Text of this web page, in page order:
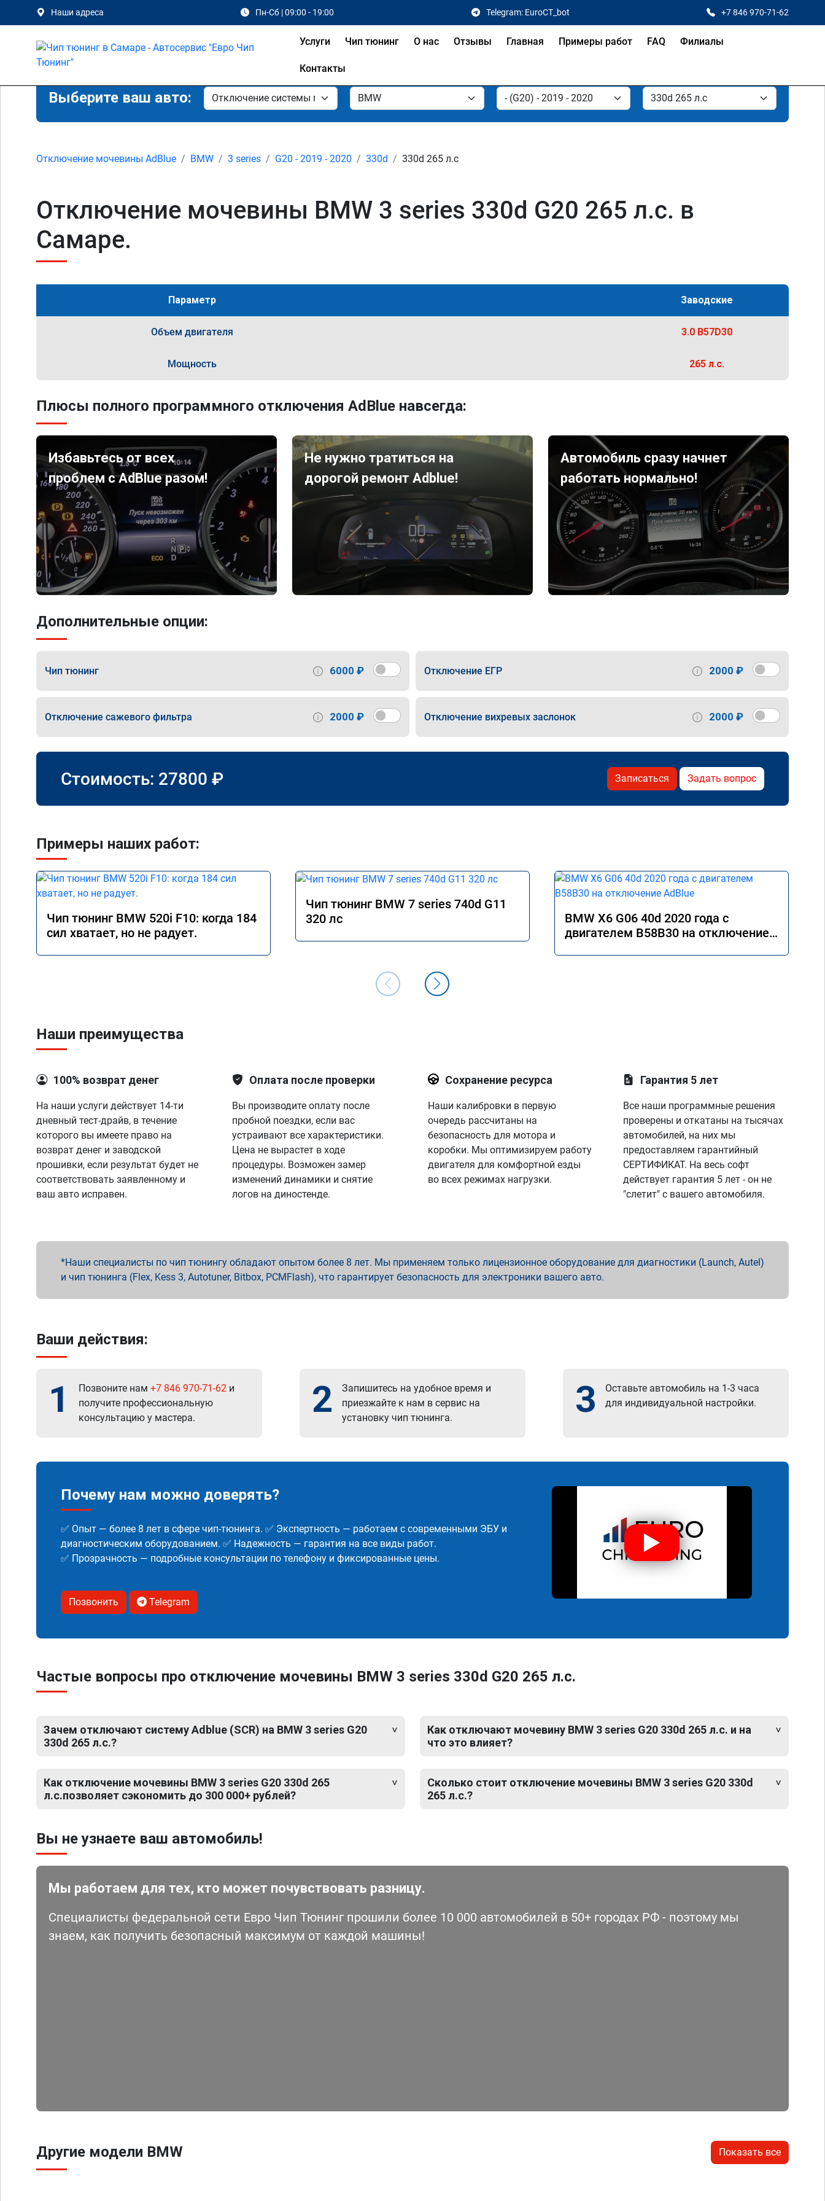
Наши адреса Пн-Сб | 09:00 - 19:00 Telegram: EuroCT_bot +7 846 970-71-62
Услуги Чип тюнинг О нас Отзывы Главная Примеры работ FAQ Филиалы
Контакты
Выберите ваш авто:
Отключение мочевины AdBlue BMW 3 series G20 - 2019 - 2020 330d 330d 265 л.с
Отключение мочевины BMW 3 series 330d G20 265 л.с. в
Самаре.
Параметр Заводские
Объем двигателя 3.0 B57D30
Мощность 265 л.с.
Плюсы полного программного отключения AdBlue навсегда:
Избавьтесь от всех
проблем с AdBlue разом!
Не нужно тратиться на
дорогой ремонт Adblue!
Автомобиль сразу начнет
работать нормально!
Дополнительные опции:
Чип тюнинг 6000 ₽ Отключение ЕГР 2000 ₽
Отключение сажевого фильтра 2000 ₽ Отключение вихревых заслонок 2000 ₽
Стоимость: 27800 ₽ Записаться Задать вопрос
Примеры наших работ:
Чип тюнинг BMW 520i F10: когда 184
сил хватает, но не радует.
Чип тюнинг BMW 7 series 740d G11
320 лс
BMW X6 G06 40d 2020 года с
двигателем B58B30 на отключение
Наши преимущества
100% возврат денег
На наши услуги действует 14-ти
дневный тест-драйв, в течение
которого вы имеете право на
возврат денег и заводской
прошивки, если результат будет не
соответствовать заявленному и
ваш авто исправен.
Оплата после проверки
Вы производите оплату после
пробной поездки, если вас
устраивают все характеристики.
Цена не вырастет в ходе
процедуры. Возможен замер
изменений динамики и снятие
логов на диностенде.
Сохранение ресурса
Наши калибровки в первую
очередь рассчитаны на
безопасность для мотора и
коробки. Мы оптимизируем работу
двигателя для комфортной езды
во всех режимах нагрузки.
Гарантия 5 лет
Все наши программные решения
проверены и откатаны на тысячах
автомобилей, на них мы
предоставляем гарантийный
СЕРТИФИКАТ. На весь софт
действует гарантия 5 лет - он не
"слетит" с вашего автомобиля.
Наши специалисты по чип тюнингу обладают опытом более 8 лет. Мы применяем только лицензионное оборудование для диагностики (Launch, Autel)
и чип тюнинга (Flex, Kess 3, Autotuner, Bitbox, PCMFlash), что гарантирует безопасность для электроники вашего авто.
Ваши действия:
1 Позвоните нам +7 846 970-71-62 и
получите профессиональную
консультацию у мастера.
2
Запишитесь на удобное время и
приезжайте к нам в сервис на
установку чип тюнинга.
3
Оставьте автомобиль на 1-3 часа
для индивидуальной настройки.
Почему нам можно доверять?
✅ Опыт — более 8 лет в сфере чип-тюнинга. ✅ Экспертность — работаем с современными ЭБУ и
диагностическим оборудованием. ✅ Надежность — гарантия на все виды работ.
✅ Прозрачность — подробные консультации по телефону и фиксированные цены.
Позвонить Telegram
Частые вопросы про отключение мочевины BMW 3 series 330d G20 265 л.с.
Зачем отключают систему Adblue (SCR) на BMW 3 series G20
330d 265 л.с.?
Как отключение мочевины BMW 3 series G20 330d 265
л.с.позволяет сэкономить до 300 000+ рублей?
Как отключают мочевину BMW 3 series G20 330d 265 л.с. и на
что это влияет?
Сколько стоит отключение мочевины BMW 3 series G20 330d
265 л.с.?
Вы не узнаете ваш автомобиль!
Мы работаем для тех, кто может почувствовать разницу.
Специалисты федеральной сети Евро Чип Тюнинг прошили более 10 000 автомобилей в 50+ городах РФ - поэтому мы
знаем, как получить безопасный максимум от каждой машины!
Другие модели BMW Показать все